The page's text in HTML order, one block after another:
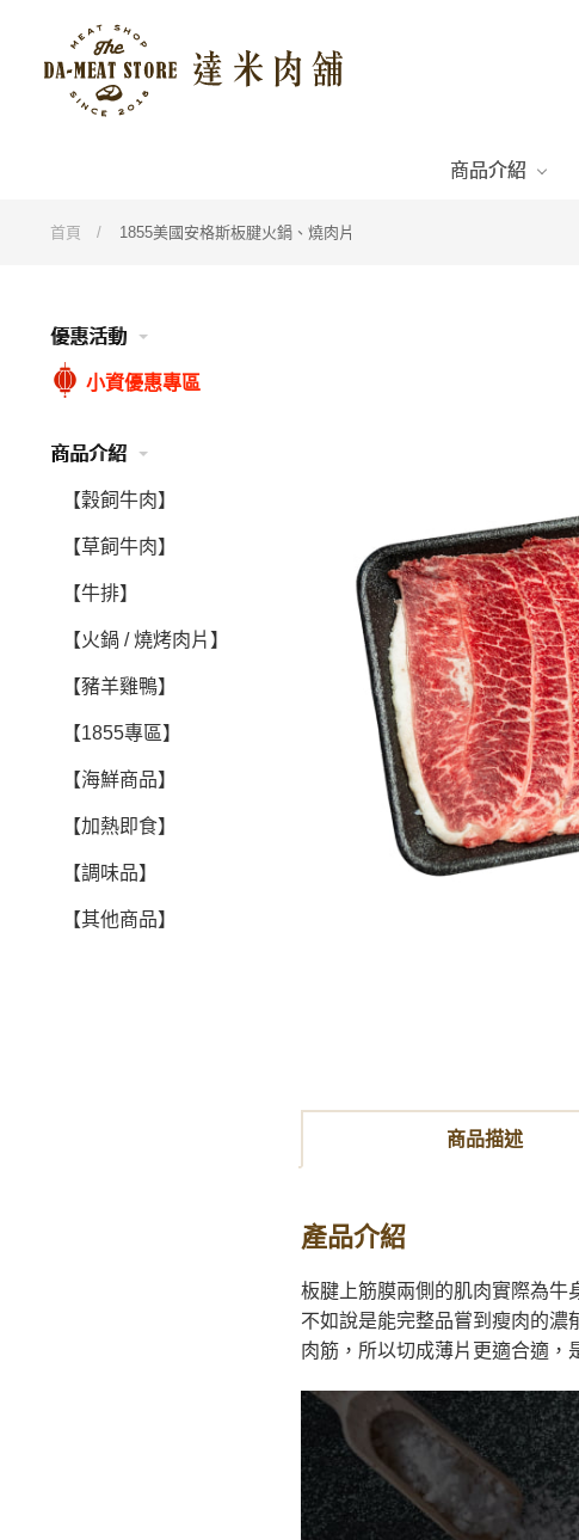
商品介紹
首頁 1855美國安格斯板腱火鍋、燒肉片
優惠活動
小資優惠專區
商品介紹
【穀飼牛肉】
【草飼牛肉】
【牛排】
【火鍋 / 燒烤肉片】
【豬羊雞鴨】
【1855專區】
【海鮮商品】
【加熱即食】
【調味品】
【其他商品】
商品描述
產品介紹
板腱上筋膜兩側的肌肉實際為牛
不如說是能完整品嘗到瘦肉的濃
肉筋，所以切成薄片更適合適，